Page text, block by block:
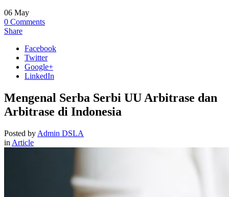
06 May
0 Comments
Share
Facebook
Twitter
Google+
LinkedIn
Mengenal Serba Serbi UU Arbitrase dan
Arbitrase di Indonesia
Posted by Admin DSLA
in Article